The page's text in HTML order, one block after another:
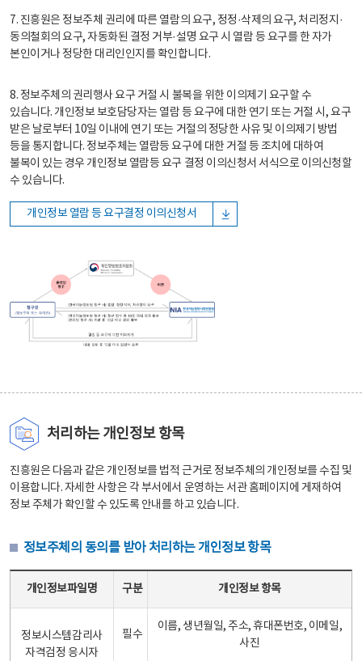
7. 진흥원은 정보주체 권리에 따른 열람의 요구, 정정·삭제의 요구, 처리정지·
동의철회의 요구, 자동화된 결정 거부·설명 요구 시 열람 등 요구를 한 자가
본인이거나 정당한 대리인인지를 확인합니다.
8. 정보주체의 권리행사 요구 거절 시 불복을 위한 이의제기 요구할 수
있습니다. 개인정보 보호담당자는 열람 등 요구에 대한 연기 또는 거절 시, 요구
받은 날로부터 10일 이내에 연기 또는 거절의 정당한 사유 및 이의제기 방법
등을 통지합니다. 정보주체는 열람등 요구에 대한 거절 등 조치에 대하여
불복이 있는 경우 개인정보 열람등 요구 결정 이의신청서 서식으로 이의신청할
수 있습니다.
개인정보 열람 등 요구결정 이의신청서
처리하는 개인정보 항목
진흥원은 다음과 같은 개인정보를 법적 근거로 정보주체의 개인정보를 수집 및
이용합니다. 자세한 사항은 각 부서에서 운영하는 서관 홈페이지에 게재하여
정보 주체가 확인할 수 있도록 안내를 하고 있습니다.
정보주체의 동의를 받아 처리하는 개인정보 항목
개인정보파일명 구분 개인정보 항목
정보시스템감리사
자격검정 응시자
필수
이름, 생년월일, 주소, 휴대폰번호, 이메일,
사진